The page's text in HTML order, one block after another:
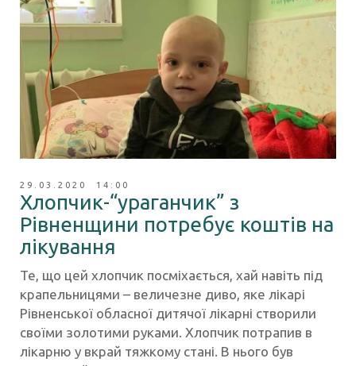
29.03.2020 14:00
Хлопчик-“ураганчик” з
Рівненщини потребує коштів на
лікування
Те, що цей хлопчик посміхається, хай навіть під
крапельницями – величезне диво, яке лікарі
Рівненської обласної дитячої лікарні створили
своїми золотими руками. Хлопчик потрапив в
лікарню у вкрай тяжкому стані. В нього був